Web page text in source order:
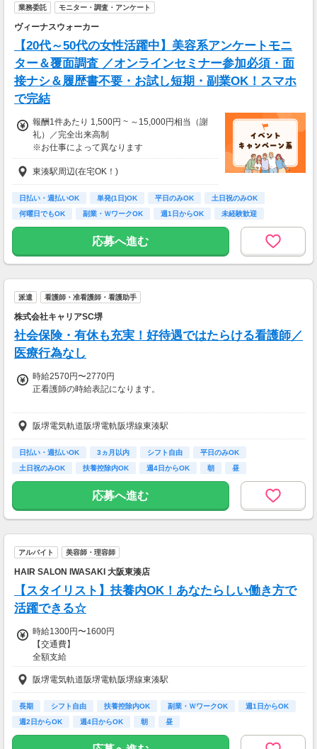
業務委託 モニター・調査・アンケート
ヴィーナスウォーカー
【20代～50代の女性活躍中】美容系アンケートモニ
ター＆覆面調査 ／オンラインセミナー参加必須・面
接ナシ＆履歴書不要・お試し短期・副業OK！スマホ
で完結
報酬1件あたり 1,500円 ~ ～15,000円相当（謝
礼）／完全出来高制
※お仕事によって異なります
※アンケート回答後、内容確認・承認を経て謝
礼をお支払いします
【お仕事の一例】
◆ 美容サプリのお試しモニター
キレイになりながらポイントがもらえる、人気
のモニターです！
・所要時間：10～20分
・謝礼金 ：500PT（1P＝1円）＋商品提供あ
◆ コスメのお試しモニター
ュー！
美容好きにぴったりの、楽しみながらできるお
・案件数 ：10～20件
・所要時間：10～20分
・謝礼金 ：500PT（1P＝1円）＋商品提供あ
り
◆ 生活に役立つサービスの調査
保険相談・クレカ発行など、サービス体験後に
アンケートに回答するだけ！
・案件数 ：10～20件
・所要時間：1～2時間
★今だけ！お得なキャンペーン実施中★
mazonギフトカード2,000円分をプレゼント！
東湊駅周辺(在宅OK！)
日払い・週払いOK 単発(1日)OK 平日のみOK
土日祝のみOK
何曜日でもOK
副業・ＷワークOK 週1日からOK
未経験歓迎
大学生歓迎
応募へ進む
派遣 看護師・准看護師・看護助手
株式会社キャリアSC堺
社会保険・有休も充実！好待遇ではたらける看護師／
医療行為なし
時給2570円〜2770円
正看護師の時給表記になります。
◆准看護師：時給2470円～
◆資格者の方、優遇あり
お持ちの資格や、経験にあわせて待遇UP！
急な出費があっても安心◎
◆別途、残業代支給（時給25％UP）
※勤務施設や勤務条件により時給は変動いたします
【交通費】
全額支給
阪堺電気軌道阪堺電軌阪堺線東湊駅
日払い・週払いOK 3ヵ月以内 シフト自由
平日のみOK
土日祝のみOK
扶養控除内OK 週4日からOK 朝 昼
応募へ進む
アルバイト 美容師・理容師
HAIR SALON IWASAKI 大阪東湊店
【スタイリスト】扶養内OK！あなたらしい働き方で
活躍できる☆
時給1300円〜1600円
【交通費】
全額支給
阪堺電気軌道阪堺電軌阪堺線東湊駅
長期 シフト自由 扶養控除内OK 副業・ＷワークOK
週1日からOK
週2日からOK
週4日からOK 朝 昼